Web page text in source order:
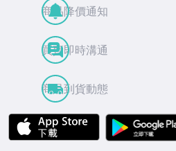
商品降價通知
買賣即時溝通
商品到貨動態
APP Store